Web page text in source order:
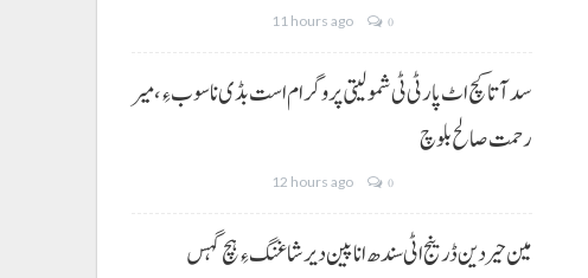
11 hours ago 0
سد آتا کچ اٹ پارٹی ٹی شمولیتی پروگرام است بڈی نا سوب ءِ،میر
رحمت صالح بلوچ
12 hours ago 0
مین حیردین ڈرینج اٹی سندھ انا پین دیر شاغنگ ءِ ہچ گہس